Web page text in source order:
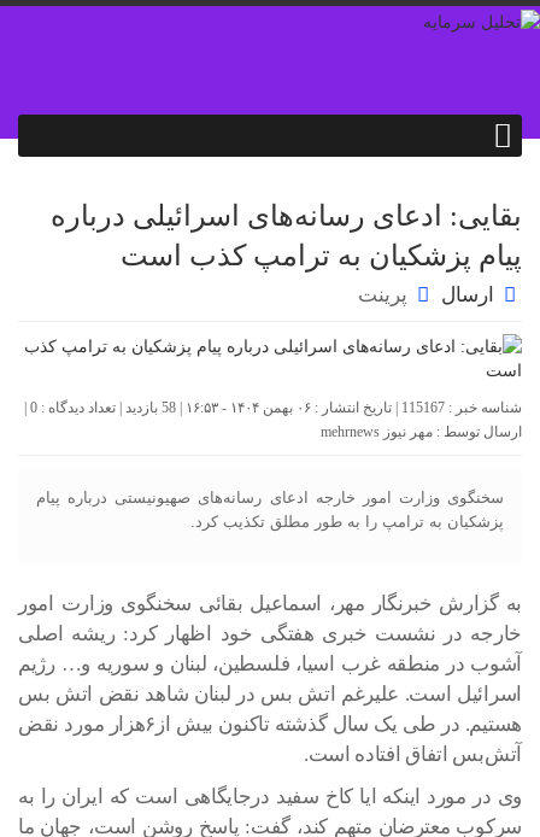
بقایی: ادعای رسانه‌های اسرائیلی درباره
پیام پزشکیان به ترامپ کذب است
ارسال پرینت
شناسه خبر : 115167 | تاریخ انتشار : ۰۶ بهمن ۱۴۰۴ - ۱۶:۵۳ | 58 بازدید | تعداد دیدگاه : 0
ارسال توسط : مهر نیوز mehrnews
سخنگوی وزارت امور خارجه ادعای رسانه‌های صهیونیستی درباره پیام
پزشکیان به ترامپ را به طور مطلق تکذیب کرد.
به گزارش خبرنگار مهر، اسماعیل بقائی سخنگوی وزارت امور
خارجه در نشست خبری هفتگی خود اظهار کرد: ریشه اصلی
آشوب در منطقه غرب اسیا، فلسطین، لبنان و سوریه و… رژیم
اسرائیل است. علیرغم اتش بس در لبنان شاهد نقض اتش بس
هستیم. در طی یک سال گذشته تاکنون بیش از۶هزار مورد نقض
آتش‌بس اتفاق افتاده است.
وی در مورد اینکه ایا کاخ سفید درجایگاهی است که ایران را به
سرکوب معترضان متهم کند، گفت: پاسخ روشن است، جهان ما